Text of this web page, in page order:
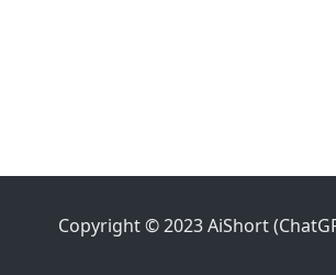
Copyright © 2023 AiShort